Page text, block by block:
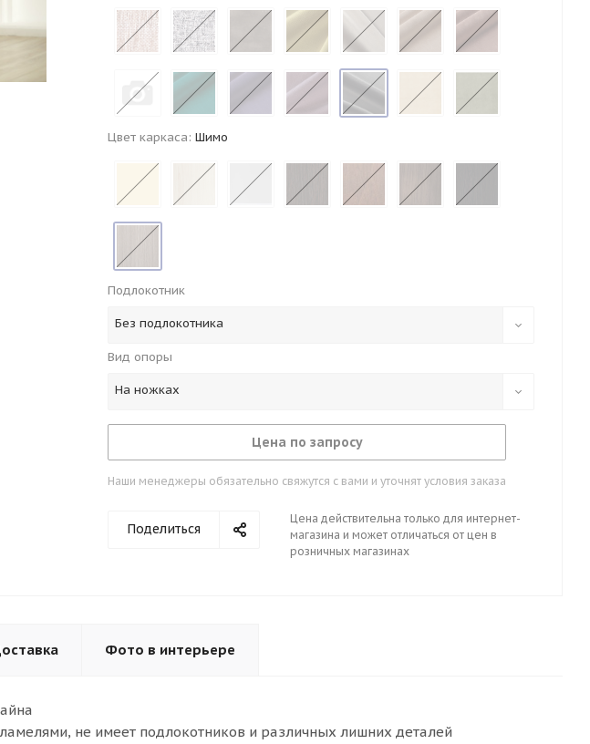
Цвет каркаса: Шимо
Подлокотник
Без подлокотника
Вид опоры
На ножках
Цена по запросу
Наши менеджеры обязательно свяжутся с вами и уточнят условия заказа
Поделиться
Цена действительна только для интернет-
магазина и может отличаться от цен в
розничных магазинах
Фото в интерьере
не имеет подлокотников и различных лишних деталей